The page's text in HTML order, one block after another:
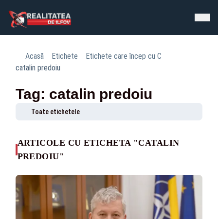
Acasă Etichete
Etichete care încep cu C
catalin predoiu
Tag: catalin predoiu
Toate etichetele
ARTICOLE CU ETICHETA "CATALIN
PREDOIU"